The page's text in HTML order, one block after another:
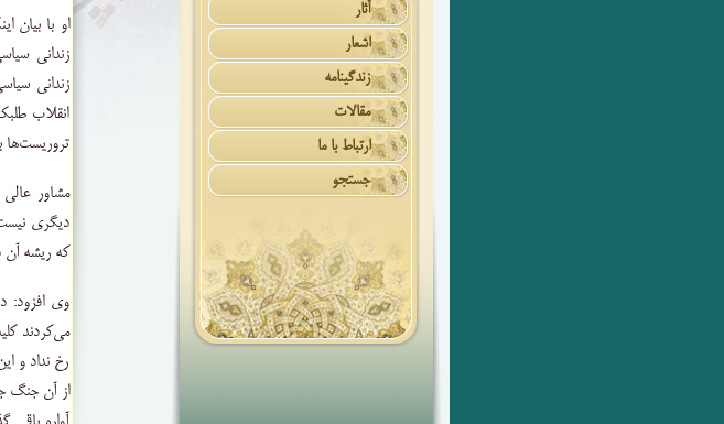
آثار
اشعار
زندگینامه
مقالات
ارتباط با ما
جستجو
او با بیان
زندانی
انقلاب
تروریست‌ها
مشاور
دیگری
که ریشه آن
وی افزود:
رخ نداد و